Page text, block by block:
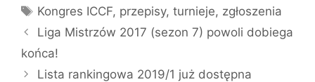
Tagi
Kongres ICCF, przepisy,turnieje, zgłoszenia
Liga Mistrzów 2017 (sezon 7) powoli dobiega
końca!
Lista rankingowa 2019/1 już dostępna